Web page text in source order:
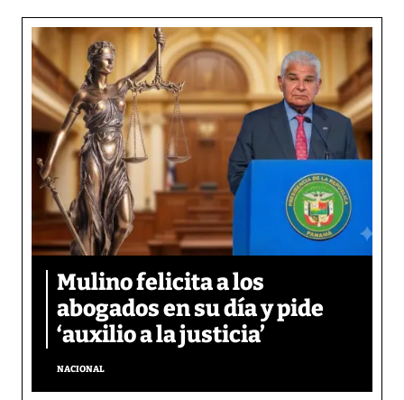
Mulino felicita a los
abogados en su día y pide
‘auxilio a la justicia’
NACIONAL